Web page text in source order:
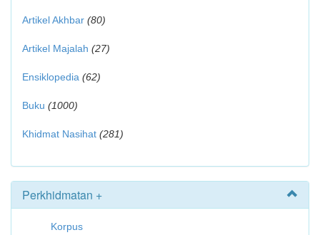
Artikel Akhbar (80)
Artikel Majalah (27)
Ensiklopedia (62)
Buku (1000)
Khidmat Nasihat (281)
Perkhidmatan +
Korpus